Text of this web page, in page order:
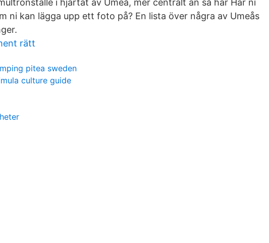
i hjärtat av Umeå, mer centralt än så här Har ni
ni kan lägga upp ett foto på? En lista över några av Umeås
rätt
pitea sweden
culture guide